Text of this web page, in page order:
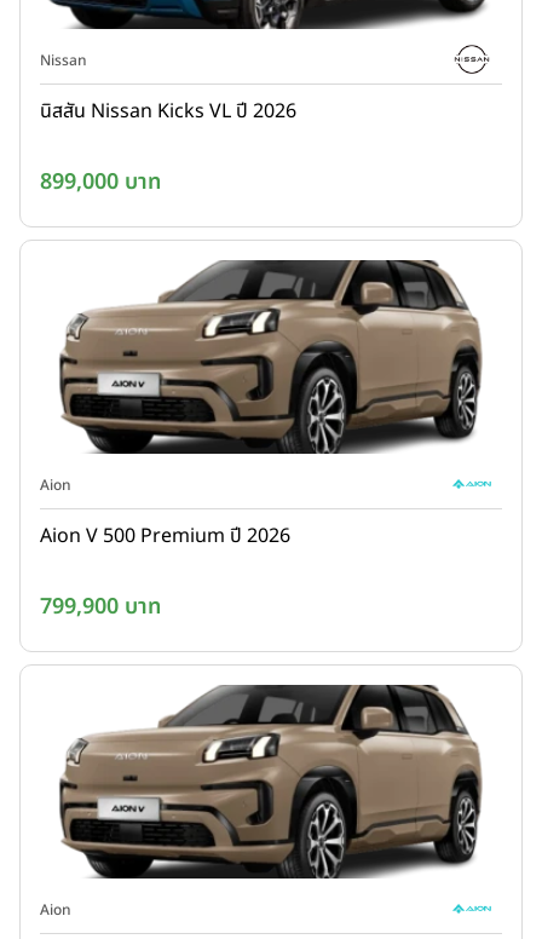
Nissan
นิสสัน Nissan Kicks VL ปี 2026
899,000 บาท
Aion
Aion V 500 Premium ปี 2026
799,900 บาท
Aion